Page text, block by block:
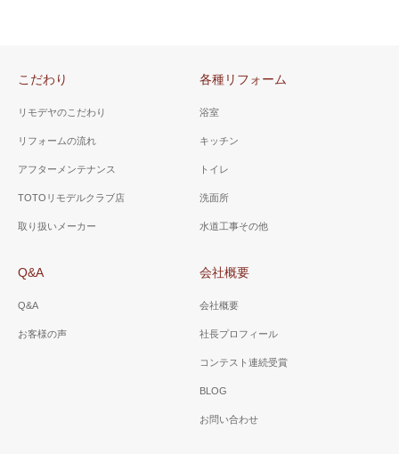
こだわり
リモデヤのこだわり
リフォームの流れ
アフターメンテナンス
TOTOリモデルクラブ店
取り扱いメーカー
各種リフォーム
浴室
キッチン
トイレ
洗面所
水道工事その他
Q&A
Q&A
お客様の声
会社概要
会社概要
社長プロフィール
コンテスト連続受賞
BLOG
お問い合わせ